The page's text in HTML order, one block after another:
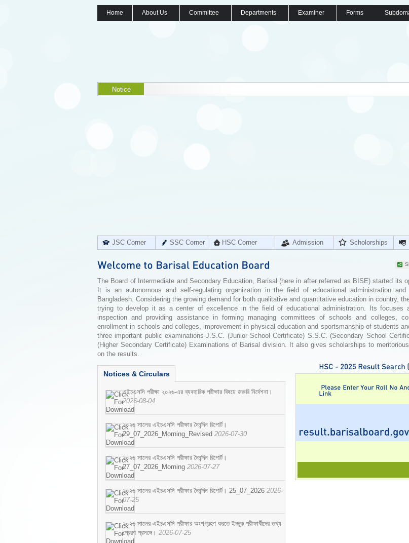
Home About Us Committee Departments Examiner Forms
Notice
JSC Corner SSC Corner HSC Corner Admission Scholorships
The Board of Intermediate and Secondary Education, Barisal (here in after referred as BISE) started its
It is an autonomous and self-regulating organization in the field of educational administration and
Bangladesh. Considering the growing demand for both qualitative and quantitative education in country,
trying to develop it as a center of excellence in the field of educational administration. Its focuses
inspection and providing assistance in forming managing committees of schools and colleges,
enrollment in schools and colleges, improvement in physical education and sportsmanship of students
three important public examinations-J.S.C. (Junior School Certificate) S.S.C. (Secondary School
(Higher Secondary Certificate) Examinations of Barisal division. It also gives scholarships to
on the results.
Notices & Circulars
এইচএসসি পরীক্ষা ২০২৬-এর ব্যবহারিক পরীক্ষার বিষয়ে জরুরি নির্দেশনা।
2026-08-04
২০২৬ সালের এইচএসসি পরীক্ষার দৈনন্দিন রিপোর্ট।
29_07_2026_Morning_Revised 2026-07-30
২০২৬ সালের এইচএসসি পরীক্ষার দৈনন্দিন রিপোর্ট।
27_07_2026_Morning 2026-07-27
২০২৬ সালের এইচএসসি পরীক্ষার দৈনন্দিন রিপোর্ট। 25_07_2026 2026-
07-25
২০২৬ সালের এইচএসসি পরীক্ষার অংশগ্রহণ করতে ইচ্ছুক পরীক্ষার্থীদের তথ্য
প্রেরণ প্রসঙ্গে। 2026-07-25